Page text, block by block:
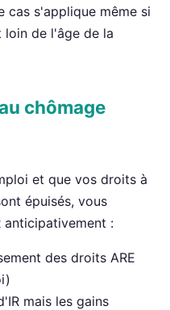
cas s'applique même si
de l'âge de la
chômage
et que vos droits à
épuisés, vous
anticipativement :
des droits ARE
mais les gains